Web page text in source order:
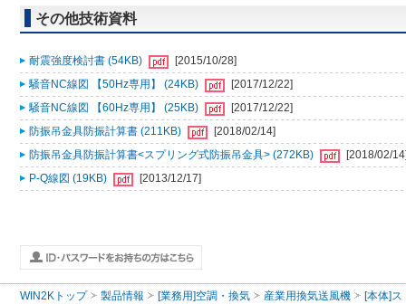
その他技術資料
耐震強度検討書 (54KB)
[2015/10/28]
騒音NC線図 【50Hz専用】 (24KB)
[2017/12/22]
騒音NC線図 【60Hz専用】 (25KB)
[2017/12/22]
防振吊金具防振計算書 (211KB)
[2018/02/14]
防振吊金具防振計算書<スプリング式防振吊金具> (272KB)
[2018/02/
P-Q線図 (19KB)
[2013/12/17]
WIN2Kトップ 製品情報 [業務用]空調・換気 産業用換気送風機 [本体]